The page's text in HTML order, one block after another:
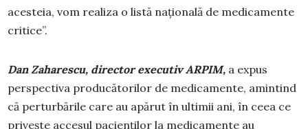
acesteia, vom realiza o listă națională de medicamente
critice”.
Dan Zaharescu, director executiv ARPIM, a expus
perspectiva producătorilor de medicamente, amintind
că perturbările care au apărut în ultimii ani, în ceea ce
privește accesul pacienților la medicamente au